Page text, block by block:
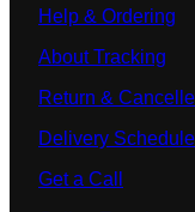
Help & Ordering
About Tracking
Return &
Delivery Schedule
Get a Call